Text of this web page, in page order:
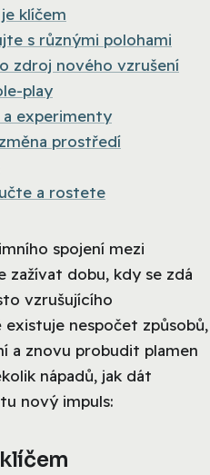
klíčem
s různými polohami
zdroj nového vzrušení
play
experimenty
prostředí
a rostete
spojení mezi
zažívat dobu, kdy se zdá
vzrušujícího
nespočet způsobů,
a znovu probudit plamen
nápadů, jak dát
nový impuls: